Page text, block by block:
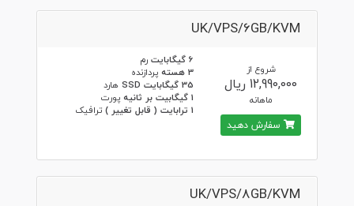
UK/VPS/6GB/KVM
6 گیگابایت
رم
3 هسته
پردازنده
35 گیگابایت SSD
هارد
1 گیگابیت بر ثانیه
پورت
1 ترابایت ( قابل تغییر )
ترافیک
شروع از
12,990,000 ریال
ماهانه
سفارش دهید
UK/VPS/8GB/KVM